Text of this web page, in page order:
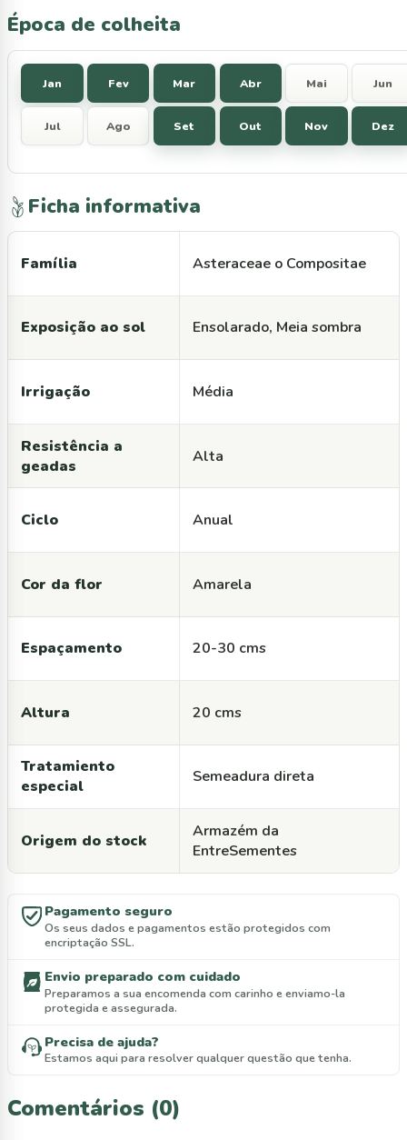
Época de colheita
Jan Fev Mar Abr Mai Jun
Jul Ago Set Out Nov Dez
Ficha informativa
Família Asteraceae o Compositae
Exposição ao sol Ensolarado, Meia sombra
Irrigação Média
Resistência a
geadas
Alta
Ciclo Anual
Cor da flor Amarela
Espaçamento 20-30 cms
Altura 20 cms
Tratamiento
especial
Semeadura direta
Origem do stock
Armazém da
EntreSementes
Pagamento seguro
Os seus dados e pagamentos estão protegidos com
encriptação SSL.
Envio preparado com cuidado
Preparamos a sua encomenda com carinho e enviamo-la
protegida e assegurada.
Precisa de ajuda?
Estamos aqui para resolver qualquer questão que tenha.
Comentários (0)